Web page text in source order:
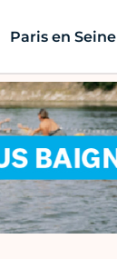
Paris en Seine